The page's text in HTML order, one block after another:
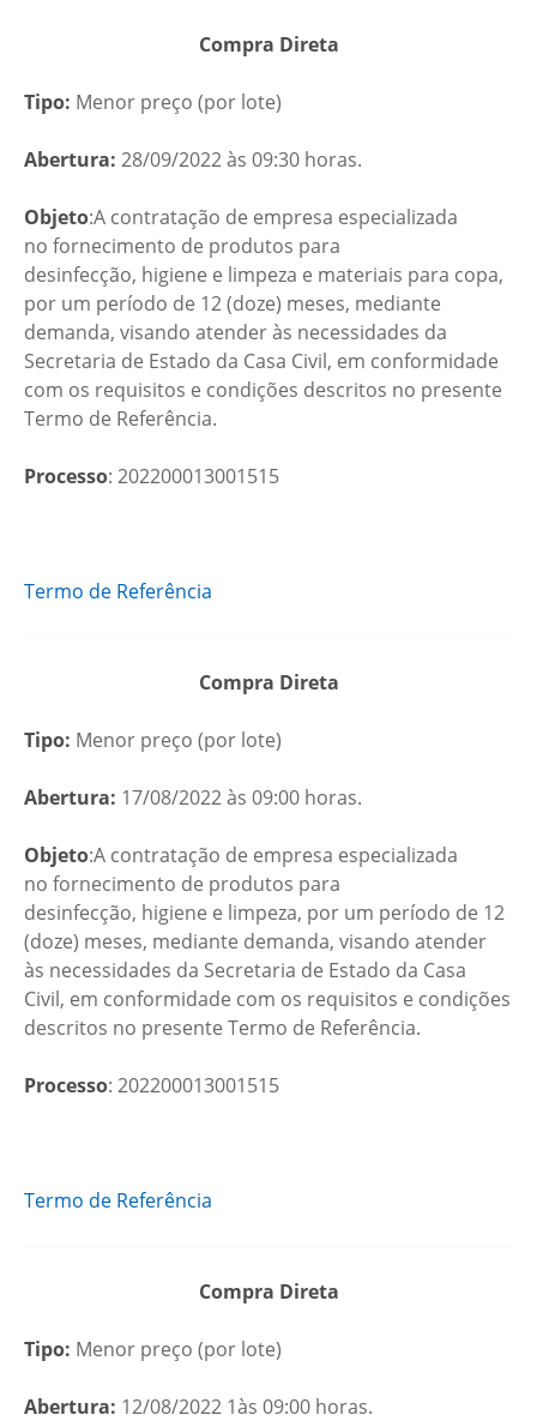
Compra Direta
Tipo: Menor preço (por lote)
Abertura: 28/09/2022 às 09:30 horas.
Objeto:A contratação de empresa especializada
no fornecimento de produtos para
desinfecção, higiene e limpeza e materiais para copa,
por um período de 12 (doze) meses, mediante
demanda, visando atender às necessidades da
Secretaria de Estado da Casa Civil, em conformidade
com os requisitos e condições descritos no presente
Termo de Referência.
Processo: 202200013001515
Termo de Referência
Compra Direta
Tipo: Menor preço (por lote)
Abertura: 17/08/2022 às 09:00 horas.
Objeto:A contratação de empresa especializada
no fornecimento de produtos para
desinfecção, higiene e limpeza, por um período de 12
(doze) meses, mediante demanda, visando atender
às necessidades da Secretaria de Estado da Casa
Civil, em conformidade com os requisitos e condições
descritos no presente Termo de Referência.
Processo: 202200013001515
Termo de Referência
Compra Direta
Tipo: Menor preço (por lote)
Abertura: 12/08/2022 1às 09:00 horas.